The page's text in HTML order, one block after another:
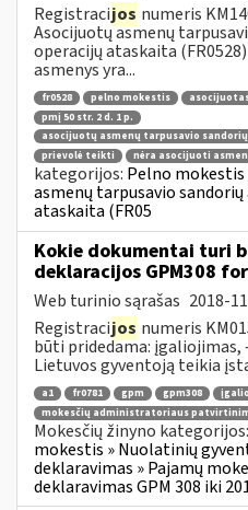
Registracijos numeris
Asocijuotų asmenų
operacijų ataskaita
asmenys yra...
fr0528 pelno mokestis
pmį 50 str. 2 d. 1 p.
asocijuotų asmenų tarpusavio
prievolė teikti
nėra asocijuoti
kategorijos: Pelno mokestis
asmenų tarpusavio
ataskaita (FR05
Kokie dokumentai turi
deklaracijos GPM308
Web turinio sąrašas 2018-
Registracijos numeris
būti pridedama: įgaliojimas,
Lietuvos gyventoją teikia
a1 fr0781 gpm gpm308
mokesčių administratoriaus
Mokesčių žinyno kategorijos:
mokestis » Nuolatinių
deklaravimas » Pajamų
deklaravimas GPM 308 iki